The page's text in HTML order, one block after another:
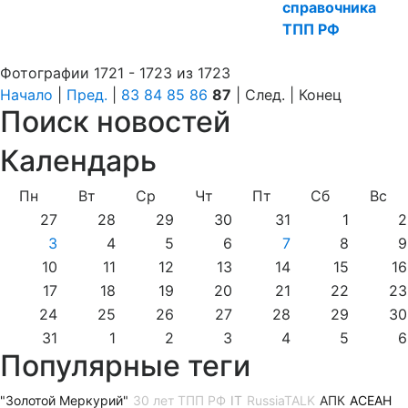
справочника
ТПП РФ
Фотографии 1721 - 1723 из 1723
Начало
Пред. 83 84 85 86 87 | След. | Конец
Поиск новостей
Календарь
Пн Вт Ср Чт Пт Сб
Вс
27
28 29 30 31 1
2
3
4 5 6 7 8
9
10
11 12 13 14 15
16
17
18 19 20 21 22
23
24
25 26 27 28 29
30
31
1 2 3 4 5 6
Популярные теги
"Золотой Меркурий" 30 лет ТПП РФ IT RussiaTALK АПК АСЕАН